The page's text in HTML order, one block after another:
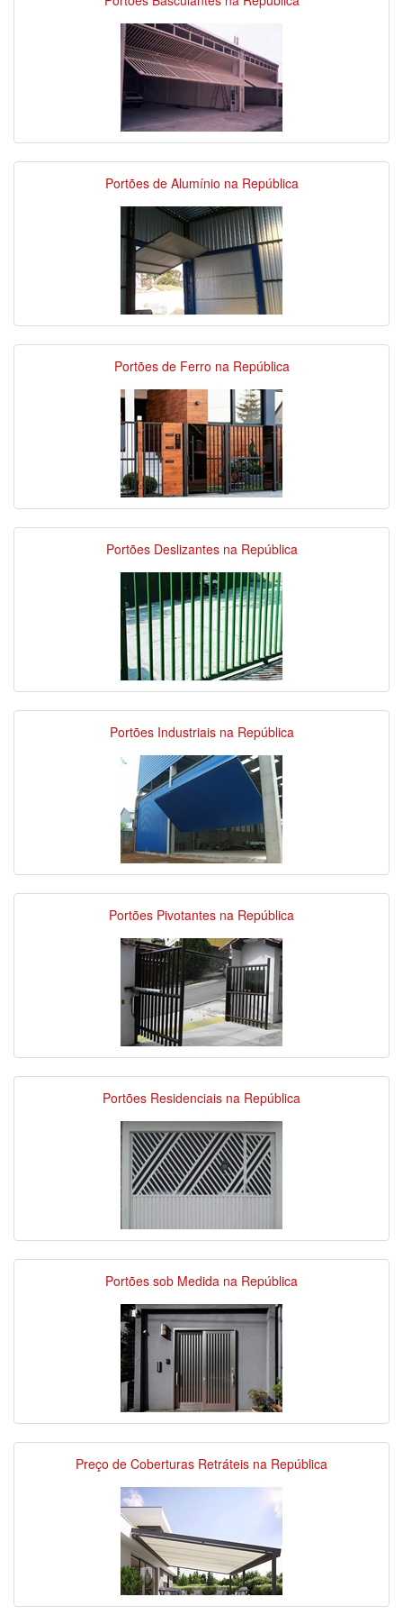
Portões de Alumínio na República
Portões de Ferro na República
Portões Deslizantes na República
Portões Industriais na República
Portões Pivotantes na República
Portões Residenciais na República
Portões sob Medida na República
Preço de Coberturas Retráteis na República